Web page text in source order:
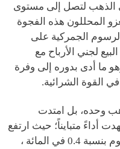
الذهب لتصل إلى مستوى
ويعزو المحللون هذه الفجوة
الجمركية على
لجني الأرباح مع
ما أدى بدوره إلى وفرة
القوة الشرائية.
وحده، بل امتدت
أداءً متبايناً؛ حيث ارتفع
البلاتين بنسبة 0.7 في المائة والبلاديوم بنسبة 0.4 في المائة ،